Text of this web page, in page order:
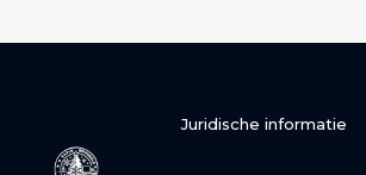
Juridische informatie